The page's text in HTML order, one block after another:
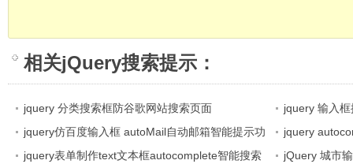
相关jQuery搜索提示 ：
jquery 分类搜索框防谷歌网站搜索页面
jquery 输入
火车预定智能
jquery仿百度输入框 autoMail自动邮箱智能提示功
能
jquery
内容效果
jquery表单制作text文本框autocomplete智能搜索
jQuery 城市